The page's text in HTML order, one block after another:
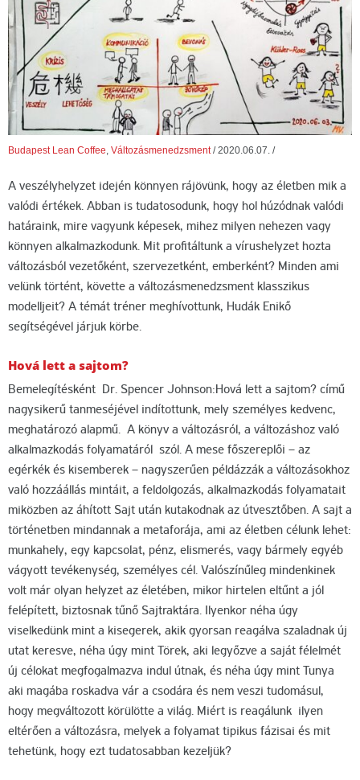
Budapest Lean Coffee, Változásmenedzsment/2020.06.07. /
A veszélyhelyzet idején könnyen rájövünk, hogy az életben mik a
valódi értékek. Abban is tudatosodunk, hogy hol húzódnak valódi
határaink, mire vagyunk képesek, mihez milyen nehezen vagy
könnyen alkalmazkodunk. Mit profitáltunk a vírushelyzet hozta
változásból vezetőként, szervezetként, emberként? Minden ami
velünk történt, követte a változásmenedzsment klasszikus
modelljeit? A témát tréner meghívottunk, Hudák Enikő
segítségével járjuk körbe.
Hová lett a sajtom?
Bemelegítésként Dr. Spencer Johnson:Hová lett a sajtom? című
nagysikerű tanmeséjével indítottunk, mely személyes kedvenc,
meghatározó alapmű. A könyv a változásról, a változáshoz való
alkalmazkodás folyamatáról szól. A mese főszereplői – az
egérkék és kisemberek – nagyszerűen példázzák a változásokhoz
való hozzáállás mintáit, a feldolgozás, alkalmazkodás folyamatait
miközben az áhított Sajt után kutakodnak az útvesztőben. A sajt a
történetben mindannak a metaforája, ami az életben célunk lehet:
munkahely, egy kapcsolat, pénz, elismerés, vagy bármely egyéb
vágyott tevékenység, személyes cél. Valószínűleg mindenkinek
volt már olyan helyzet az életében, mikor hirtelen eltűnt a jól
felépített, biztosnak tűnő Sajtraktára. Ilyenkor néha úgy
viselkedünk mint a kisegerek, akik gyorsan reagálva szaladnak új
utat keresve, néha úgy mint Törek, aki legyőzve a saját félelmét
új célokat megfogalmazva indul útnak, és néha úgy mint Tunya
aki magába roskadva vár a csodára és nem veszi tudomásul,
hogy megváltozott körülötte a világ. Miért is reagálunk ilyen
eltérően a változásra, melyek a folyamat tipikus fázisai és mit
tehetünk, hogy ezt tudatosabban kezeljük?